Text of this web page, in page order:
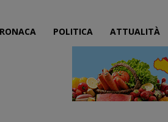
POLITICA ATTUALITÀ